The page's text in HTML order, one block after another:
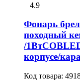
4.9
Фонарь
походный
/
корпусе/
Код товара: